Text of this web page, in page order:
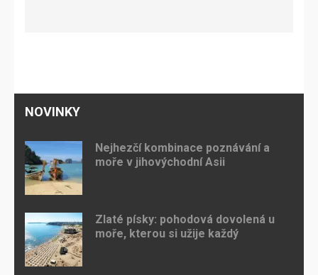
NOVINKY
Nejhezčí kombinace poznávání a
moře v jihovýchodní Asii
Zlaté písky: pohodová dovolená u
moře, kterou si užije každý